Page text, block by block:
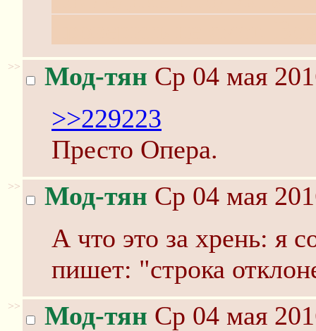
>> Мод-тян Ср 04 мая
>>229223
Престо Опера.
>> Мод-тян Ср 04 мая
А что это за хрень: я
пишет: "строка
>> Мод-тян Ср 04 мая